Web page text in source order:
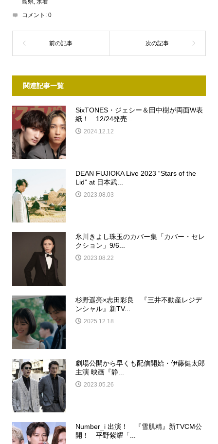
島県, 水着
コメント: 0
関連記事一覧
SixTONES・ジェシー＆田中樹が両面W表
紙！ 12/24発売...
2024.12.12
DEAN FUJIOKA Live 2023 “Stars of the
Lid” at 日本武...
2023.08.03
氷川きよし珠玉のカバー集「カバー・セレ
クション」9/6...
2023.08.22
杉野遥亮×志⽥彩良 『三井不動産レジデ
ンシャル』新TV...
2025.12.18
劇場公開から早くも配信開始・伊藤健太郎
主演 映画『静...
2023.05.26
Number_i 出演！ 『雪肌精』新TVCM公
開！ 平野紫耀「...